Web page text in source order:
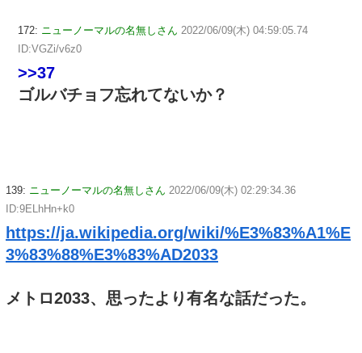
172: ニューノーマルの名無しさん 2022/06/09(木) 04:59:05.74
ID:VGZi/v6z0
>>37
ゴルバチョフ忘れてないか？
139: ニューノーマルの名無しさん 2022/06/09(木) 02:29:34.36
ID:9ELhHn+k0
https://ja.wikipedia.org/wiki/%E3%83%A1%E
3%83%88%E3%83%AD2033
メトロ2033、思ったより有名な話だった。